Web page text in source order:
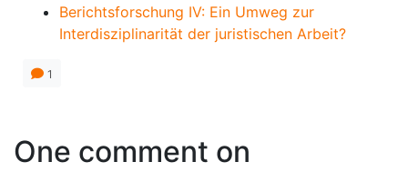
Berichtsforschung IV: Ein Umweg zur
Interdisziplinarität der juristischen Arbeit?
1
One comment on